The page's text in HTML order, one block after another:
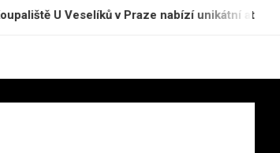
v Praze nabízí unikátní atmosféru a tradici